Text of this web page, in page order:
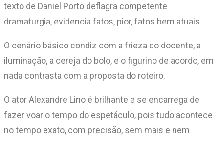
texto de Daniel Porto deflagra competente
dramaturgia, evidencia fatos, pior, fatos bem atuais.
O cenário básico condiz com a frieza do docente, a
iluminação, a cereja do bolo, e o figurino de acordo, em
nada contrasta com a proposta do roteiro.
O ator Alexandre Lino é brilhante e se encarrega de
fazer voar o tempo do espetáculo, pois tudo acontece
no tempo exato, com precisão, sem mais e nem